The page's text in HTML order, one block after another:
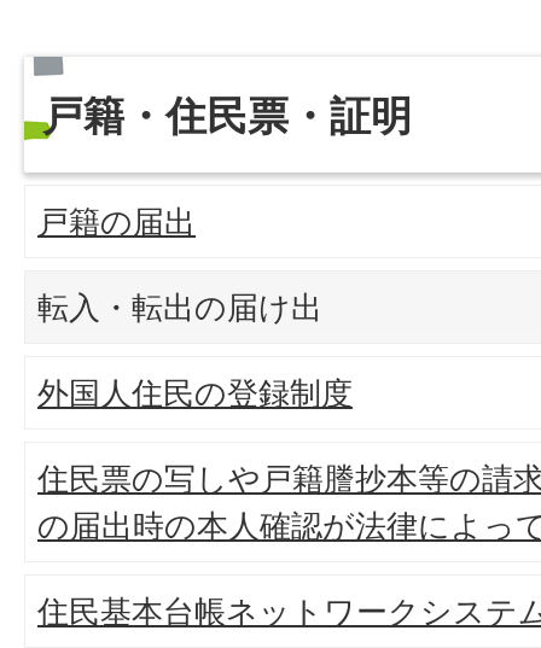
戸籍・住民票・証明
戸籍の届出
転入・転出の届け出
外国人住民の登録制度
住民票の写しや戸籍謄抄本等の請
の届出時の本人確認が法律によっ
住民基本台帳ネットワークシステ